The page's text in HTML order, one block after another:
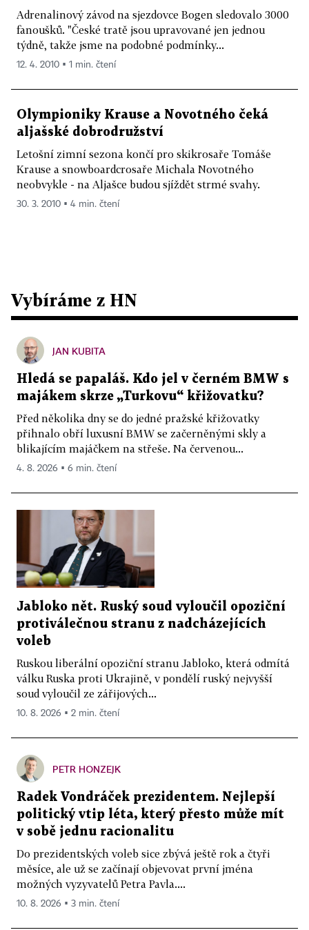
Adrenalinový závod na sjezdovce Bogen sledovalo 3000
fanoušků. "České tratě jsou upravované jen jednou
týdně, takže jsme na podobné podmínky...
12. 4. 2010 ▪ 1 min. čtení
Olympioniky Krause a Novotného čeká
aljašské dobrodružství
Letošní zimní sezona končí pro skikrosaře Tomáše
Krause a snowboardcrosaře Michala Novotného
neobvykle - na Aljašce budou sjíždět strmé svahy.
30. 3. 2010 ▪ 4 min. čtení
Vybíráme z HN
JAN KUBITA
Hledá se papaláš. Kdo jel v černém BMW s
majákem skrze „Turkovu“ křižovatku?
Před několika dny se do jedné pražské křižovatky
přihnalo obří luxusní BMW se začerněnými skly a
blikajícím majáčkem na střeše. Na červenou...
4. 8. 2026 ▪ 6 min. čtení
Jabloko nět. Ruský soud vyloučil opoziční
protiválečnou stranu z nadcházejících
voleb
Ruskou liberální opoziční stranu Jabloko, která odmítá
válku Ruska proti Ukrajině, v pondělí ruský nejvyšší
soud vyloučil ze zářijových...
10. 8. 2026 ▪ 2 min. čtení
PETR HONZEJK
Radek Vondráček prezidentem. Nejlepší
politický vtip léta, který přesto může mít
v sobě jednu racionalitu
Do prezidentských voleb sice zbývá ještě rok a čtyři
měsíce, ale už se začínají objevovat první jména
možných vyzyvatelů Petra Pavla....
10. 8. 2026 ▪ 3 min. čtení